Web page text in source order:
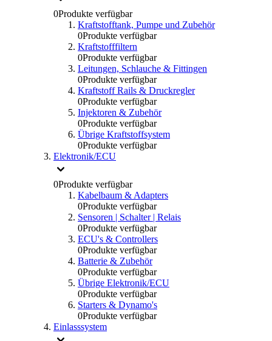
0Produkte verfügbar
Kraftstofftank, Pumpe und Zubehör
0Produkte verfügbar
Kraftstofffiltern
0Produkte verfügbar
Leitungen, Schlauche & Fittingen
0Produkte verfügbar
Kraftstoff Rails & Druckregler
0Produkte verfügbar
Injektoren & Zubehör
0Produkte verfügbar
Übrige Kraftstoffsystem
0Produkte verfügbar
Elektronik/ECU
0Produkte verfügbar
Kabelbaum & Adapters
0Produkte verfügbar
Sensoren | Schalter | Relais
0Produkte verfügbar
ECU's & Controllers
0Produkte verfügbar
Batterie & Zubehör
0Produkte verfügbar
Übrige Elektronik/ECU
0Produkte verfügbar
Starters & Dynamo's
0Produkte verfügbar
Einlasssystem